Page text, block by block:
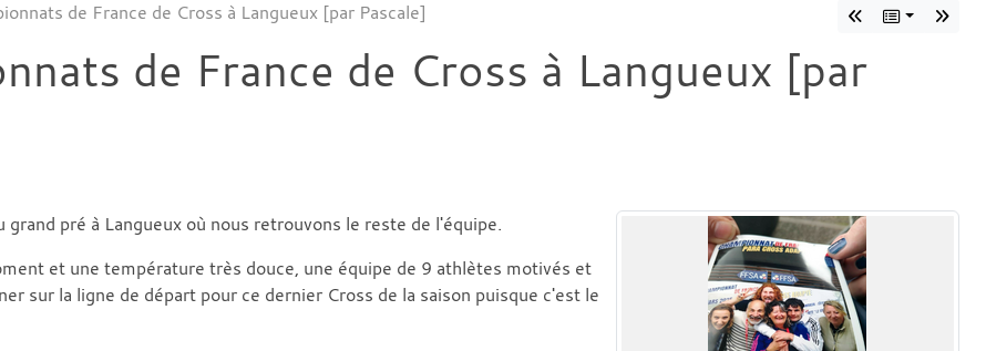
de France de Cross à Langueux [par Pascale]
de France de Cross à Langueux [par
pré à Langueux où nous retrouvons le reste de l'équipe.
et une température très douce, une équipe de 9 athlètes motivés et
sur la ligne de départ pour ce dernier Cross de la saison puisque c'est le